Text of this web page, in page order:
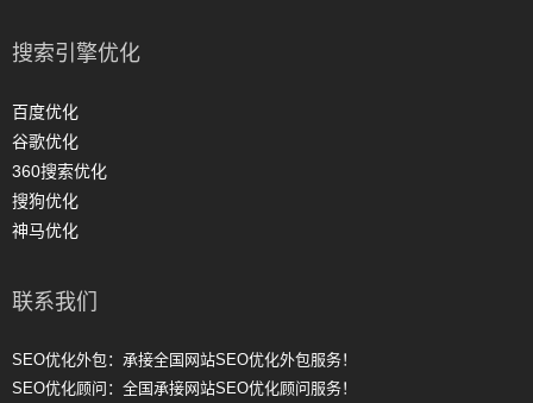
搜索引擎优化
百度优化
谷歌优化
360搜索优化
搜狗优化
神马优化
联系我们
SEO优化外包：承接全国网站SEO优化外包服务！
SEO优化顾问：全国承接网站SEO优化顾问服务！